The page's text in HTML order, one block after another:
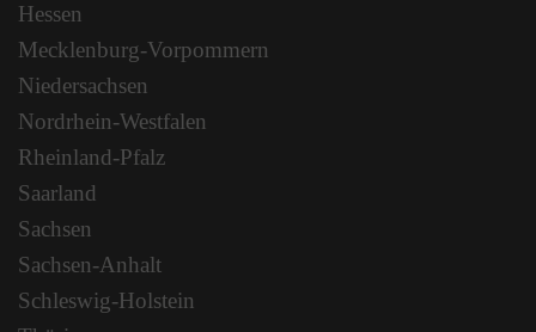
Hessen
Mecklenburg-Vorpommern
Niedersachsen
Nordrhein-Westfalen
Rheinland-Pfalz
Saarland
Sachsen
Sachsen-Anhalt
Schleswig-Holstein